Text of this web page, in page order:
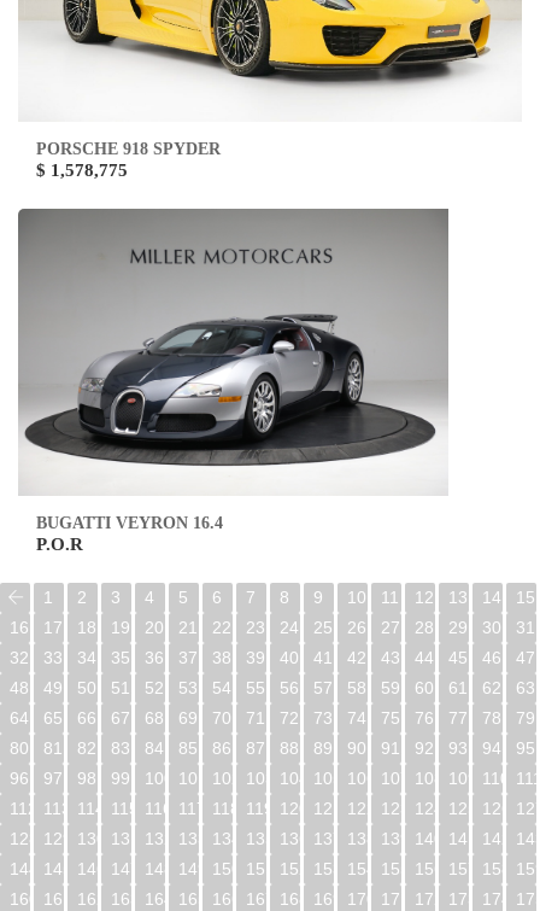
PORSCHE 918 SPYDER
$ 1,578,775
BUGATTI VEYRON 16.4
P.O.R
1 2 3 4 5 6 7 8 9 10 11 12 13 14
15
16
17 18 19 20 21 22 23 24 25 26 27 28 29 30
31
32
33 34 35 36 37 38 39 40 41 42 43 44 45 46
47
48
49 50 51 52 53 54 55 56 57 58 59 60 61 62
63
64
65 66 67 68 69 70 71 72 73 74 75 76 77 78
79
80
81 82 83 84 85 86 87 88 89 90 91 92 93 94
95
96
97 98 99 100 101 102 103 104 105 106 107 108 109 110
112
113 114 115 116 117 118 119 120 121 122 123 124 125 126
128
129 130 131 132 133 134 135 136 137 138 139 140 141 142
144
145 146 147 148 149 150 151 152 153 154 155 156 157 158
160
161 162 163 164 165 166 167 168 169 170 171 172 173 174